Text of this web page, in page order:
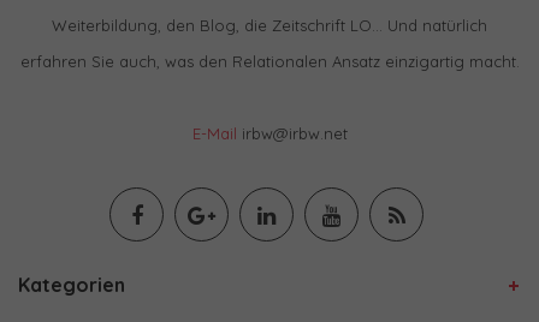
Weiterbildung, den Blog, die Zeitschrift LO… Und natürlich
erfahren Sie auch, was den Relationalen Ansatz einzigartig macht.
E-Mail irbw@irbw.net
Kategorien